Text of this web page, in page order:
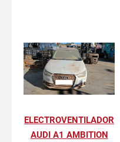
ELECTROVENTILADOR
AUDI A1 AMBITION